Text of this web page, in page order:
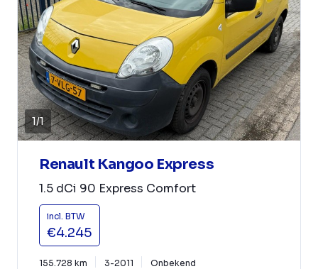
1/1
Renault Kangoo Express
1.5 dCi 90 Express Comfort
incl. BTW
€4.245
155.728 km 3-2011 Onbekend